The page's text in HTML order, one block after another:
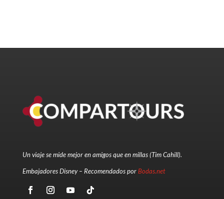
Un viaje se mide mejor en amigos que en millas (Tim Cahill).
Embajadores Disney – Recomendados porBodas.net